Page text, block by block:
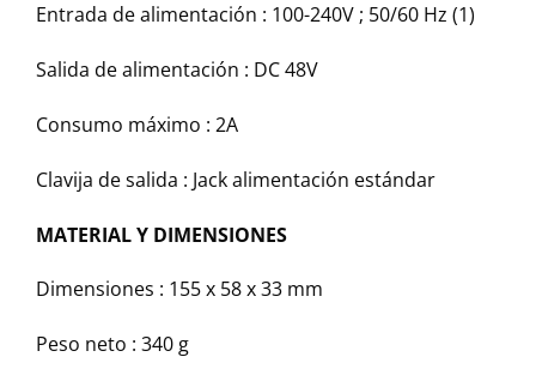
Entrada de alimentación : 100-240V ; 50/60 Hz (1)
Salida de alimentación : DC 48V
Consumo máximo : 2A
Clavija de salida : Jack alimentación estándar
MATERIAL Y DIMENSIONES
Dimensiones : 155 x 58 x 33 mm
Peso neto : 340 g